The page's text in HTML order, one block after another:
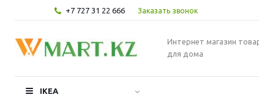
+7 727 31 22 666 Заказать звонок
Интернет магазин
для дома
IKEA